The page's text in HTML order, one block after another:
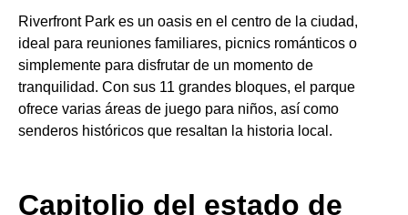
Riverfront Park es un oasis en el centro de la ciudad,
ideal para reuniones familiares, picnics románticos o
simplemente para disfrutar de un momento de
tranquilidad. Con sus 11 grandes bloques, el parque
ofrece varias áreas de juego para niños, así como
senderos históricos que resaltan la historia local.
Capitolio del estado de